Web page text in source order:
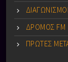
ΔΙΑΓΩΝΙΣΜΟΙ
ΔΡΟΜΟΣ FM
ΠΡΩΤΕΣ